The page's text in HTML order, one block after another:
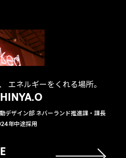
デザイン部 ネバーランド推進課・課長
年中途採用
エネルギーをくれる場所。